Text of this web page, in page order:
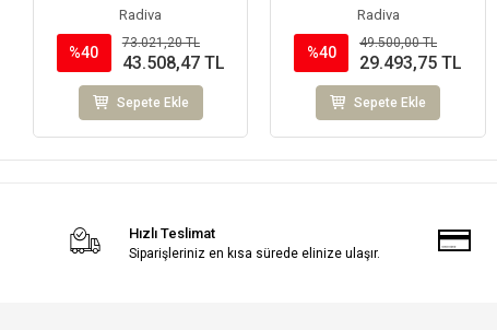
Radiva
%40
73.021,20 TL
43.508,47 TL
Sepete Ekle
Radiva
%40
49.500,00 TL
29.493,75 TL
Sepete Ekle
Hızlı Teslimat
Siparişleriniz en kısa sürede elinize ulaşır.